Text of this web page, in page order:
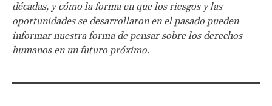
décadas, y cómo la forma en que los riesgos y las
oportunidades se desarrollaron en el pasado pueden
informar nuestra forma de pensar sobre los derechos
humanos en un futuro próximo.